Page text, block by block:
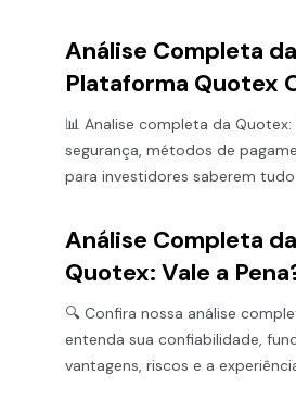
Análise Completa da
Plataforma Quotex
📊 Analise completa da
segurança, métodos de
para investidores saberem
Análise Completa
Quotex: Vale a
🔍 Confira nossa análise
entenda sua confiabilidade,
vantagens, riscos e a